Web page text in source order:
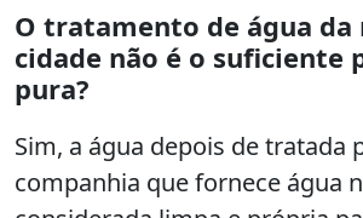
O tratamento de água da
cidade não é o suficiente
pura?
Sim, a água depois de tratada
companhia que fornece água